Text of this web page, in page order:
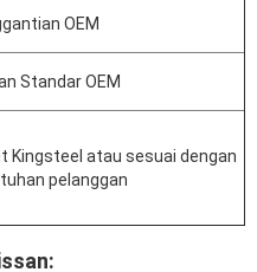
OEM
Standar OEM
Kingsteel atau sesuai dengan
pelanggan